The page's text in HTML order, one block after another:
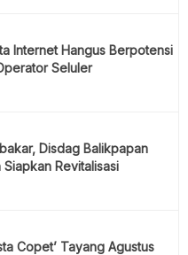
Internet Hangus Berpotensi
Seluler
Disdag Balikpapan
Revitalisasi
Copet’ Tayang Agustus